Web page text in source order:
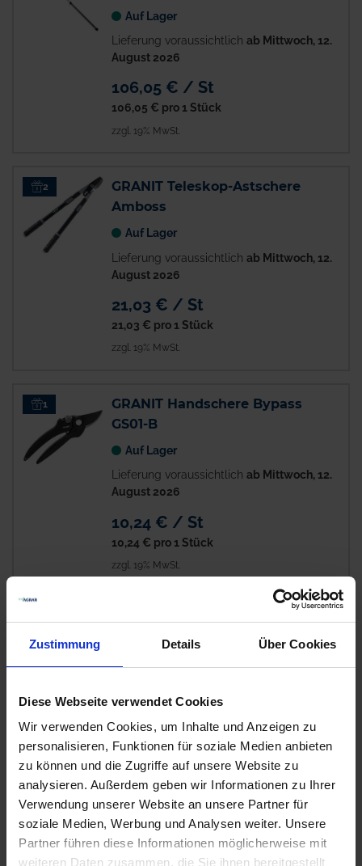
Zustimmung Details Über Cookies
Diese Webseite verwendet Cookies
Wir verwenden Cookies, um Inhalte und Anzeigen zu
personalisieren, Funktionen für soziale Medien anbieten
zu können und die Zugriffe auf unsere Website zu
analysieren. Außerdem geben wir Informationen zu Ihrer
Verwendung unserer Website an unsere Partner für
soziale Medien, Werbung und Analysen weiter. Unsere
Partner führen diese Informationen möglicherweise mit
weiteren Daten zusammen, die Sie ihnen bereitgestellt
Auf Lager
Lieferung voraussichtlich ab Mittwoch, 12.
August 2026
106,05 € / St
106,05 € pro 1 Stück
zzgl. 19% MwSt.
2
GRANIT Teleskop-Astschere
Amboss
Auf Lager
Lieferung voraussichtlich ab Mittwoch, 12.
August 2026
21,03 € / St
21,03 € pro 1 Stück
zzgl. 19% MwSt.
1
GRANIT Handschere Bypass
GS01-B
Auf Lager
Lieferung voraussichtlich ab Mittwoch, 12.
August 2026
10,24 € / St
10,24 € pro 1 Stück
zzgl. 19% MwSt.
1
GRANIT Handschere Amboss
Auf Lager
August 2026
12,18 € / St
12,18 € pro 1 Stück
zzgl. 19% MwSt.
1
GRANIT Klappsäge Klingenlänge
18 cm